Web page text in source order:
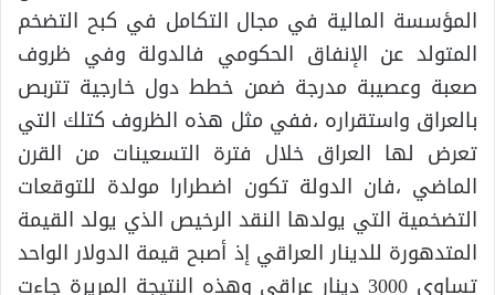
المؤسسة المالية في مجال التكامل في كبح التضخم
المتولد عن الإنفاق الحكومي فالدولة وفي ظروف
صعبة وعصيبة مدرجة ضمن خطط دول خارجية تتربص
بالعراق واستقراره ،ففي مثل هذه الظروف كتلك التي
تعرض لها العراق خلال فترة التسعينات من القرن
الماضي ،فان الدولة تكون اضطرارا مولدة للتوقعات
التضخمية التي يولدها النقد الرخيص الذي يولد القيمة
المتدهورة للدينار العراقي إذ أصبح قيمة الدولار الواحد
تساوي 3000 دينار عراقي وهذه النتيجة المريرة جاءت